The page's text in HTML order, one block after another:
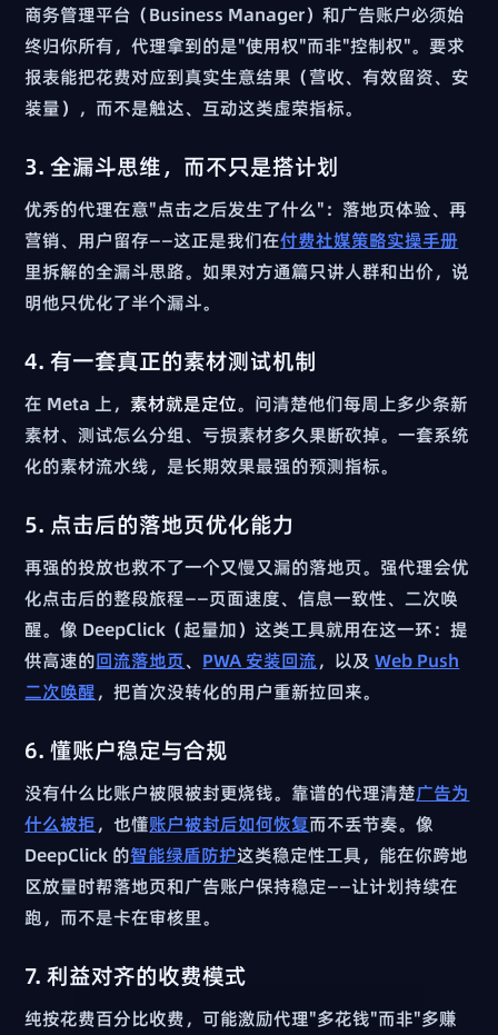
商务管理平台（Business Manager）和广告账户必须始
终归你所有，代理拿到的是"使用权"而非"控制权"。要求
报表能把花费对应到真实生意结果（营收、有效留资、安
装量），而不是触达、互动这类虚荣指标。
3. 全漏斗思维，而不只是搭计划
优秀的代理在意"点击之后发生了什么"：落地页体验、再
营销、用户留存——这正是我们在付费社媒策略实操手册
里拆解的全漏斗思路。如果对方通篇只讲人群和出价，说
明他只优化了半个漏斗。
4. 有一套真正的素材测试机制
在 Meta 上， 素材就是定位。问清楚他们每周上多少条新
素材、测试怎么分组、亏损素材多久果断砍掉。一套系统
化的素材流水线，是长期效果最强的预测指标。
5. 点击后的落地页优化能力
再强的投放也救不了一个又慢又漏的落地页。强代理会优
化点击后的整段旅程——页面速度、信息一致性、二次唤
醒。像 DeepClick（起量加）这类工具就用在这一环：提
供高速的回流落地页、 PWA 安装回流，以及Web Push
二次唤醒，把首次没转化的用户重新拉回来。
6. 懂账户稳定与合规
没有什么比账户被限被封更烧钱。靠谱的代理清楚广告为
什么被拒，也懂账户被封后如何恢复而不丢节奏。像
DeepClick 的智能绿盾防护这类稳定性工具，能在你跨地
区放量时帮落地页和广告账户保持稳定——让计划持续在
跑，而不是卡在审核里。
7. 利益对齐的收费模式
纯按花费百分比收费，可能激励代理"多花钱"而非"多赚